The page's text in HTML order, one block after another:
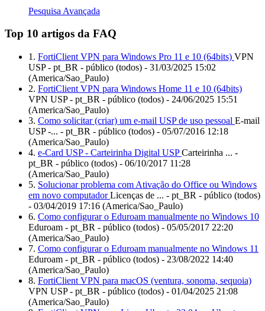
Pesquisa Avançada
Top 10 artigos da FAQ
1. FortiClient VPN para Windows Pro 11 e 10 (64bits) VPN
USP - pt_BR - público (todos) - 31/03/2025 15:02
(America/Sao_Paulo)
2. FortiClient VPN para Windows Home 11 e 10 (64bits)
VPN USP - pt_BR - público (todos) - 24/06/2025 15:51
(America/Sao_Paulo)
3. Como solicitar (criar) um e-mail USP de uso pessoal E-mail
USP -... - pt_BR - público (todos) - 05/07/2016 12:18
(America/Sao_Paulo)
4. e-Card USP - Carteirinha Digital USPCarteirinha ... -
pt_BR - público (todos) - 06/10/2017 11:28
(America/Sao_Paulo)
5. Solucionar problema com Ativação do Office ou Windows
em novo computadorLicenças de ... - pt_BR - público (todos)
- 03/04/2019 17:16 (America/Sao_Paulo)
6. Como configurar o Eduroam manualmente no Windows 10
Eduroam - pt_BR - público (todos) - 05/05/2017 22:20
(America/Sao_Paulo)
7. Como configurar o Eduroam manualmente no Windows 11
Eduroam - pt_BR - público (todos) - 23/08/2022 14:40
(America/Sao_Paulo)
8. FortiClient VPN para macOS (ventura, sonoma, sequoia)
VPN USP - pt_BR - público (todos) - 01/04/2025 21:08
(America/Sao_Paulo)